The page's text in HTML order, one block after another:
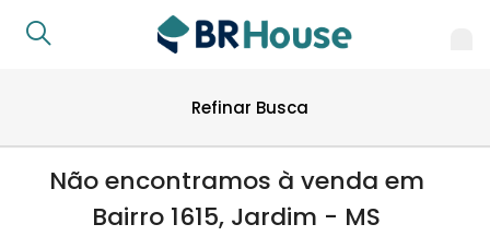
Refinar Busca
Não encontramos à venda em
Bairro 1615, Jardim - MS